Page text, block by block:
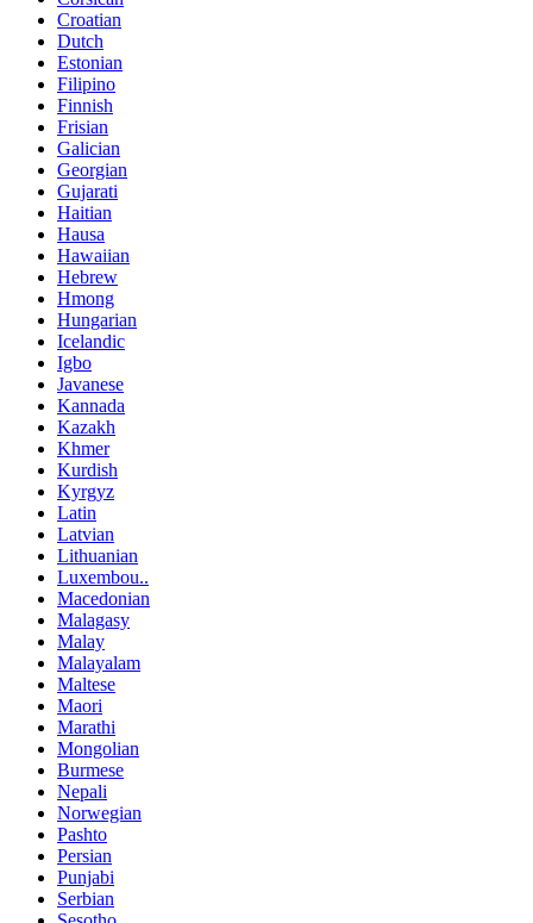
Croatian
Dutch
Estonian
Filipino
Finnish
Frisian
Galician
Georgian
Gujarati
Haitian
Hausa
Hawaiian
Hebrew
Hmong
Hungarian
Icelandic
Igbo
Javanese
Kannada
Kazakh
Khmer
Kurdish
Kyrgyz
Latin
Latvian
Lithuanian
Luxembou..
Macedonian
Malagasy
Malay
Malayalam
Maltese
Maori
Marathi
Mongolian
Burmese
Nepali
Norwegian
Pashto
Persian
Punjabi
Serbian